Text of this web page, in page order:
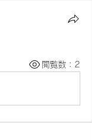
閲覧数：2